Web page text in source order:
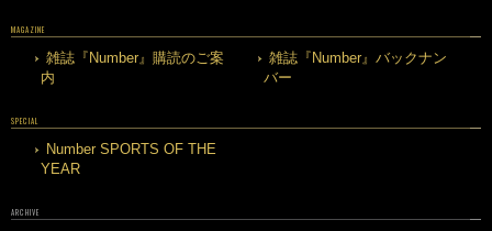
MAGAZINE
雑誌『Number』購読のご案
内
雑誌『Number』バックナン
バー
SPECIAL
Number SPORTS OF THE
YEAR
ARCHIVE